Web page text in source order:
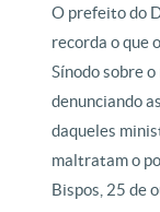
O prefeito do
recorda o que
Sínodo sobre
denunciando
daqueles
maltratam o
Bispos, 25 de